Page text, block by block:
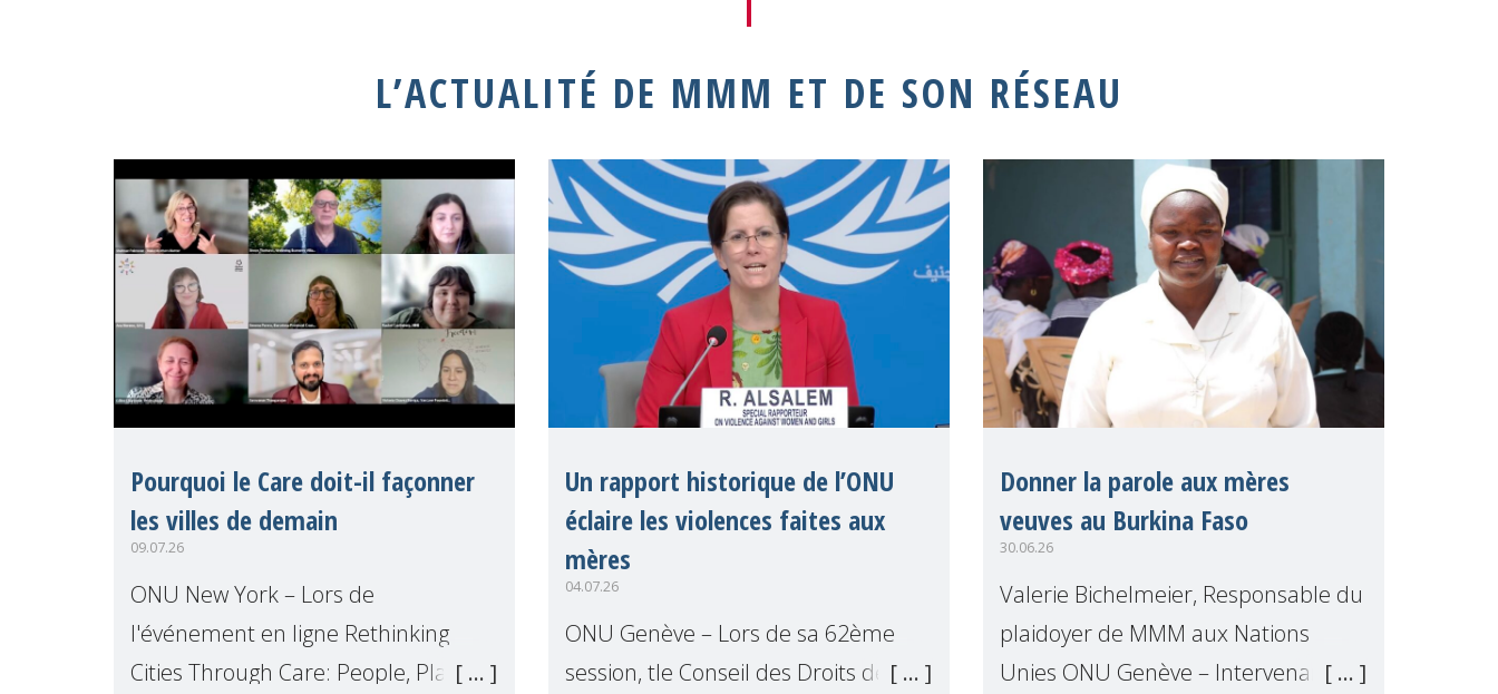
L’ACTUALITÉ DE MMM ET DE SON RÉSEAU
Pourquoi le Care doit-il façonner
les villes de demain
09.07.26
ONU New York – Lors de
l'événement en ligne Rethinking
Cities Through Care: People, Planet
Un rapport historique de l’ONU
éclaire les violences faites aux
mères
04.07.26
ONU Genève – Lors de sa 62ème
session, tle Conseil des Droits de
Donner la parole aux mères
veuves au Burkina Faso
30.06.26
Valerie Bichelmeier, Responsable du
plaidoyer de MMM aux Nations
Unies ONU Genève – Intervenant